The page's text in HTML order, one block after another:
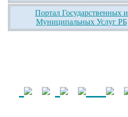
Портал Государственных и
Муниципальных Услуг РБ